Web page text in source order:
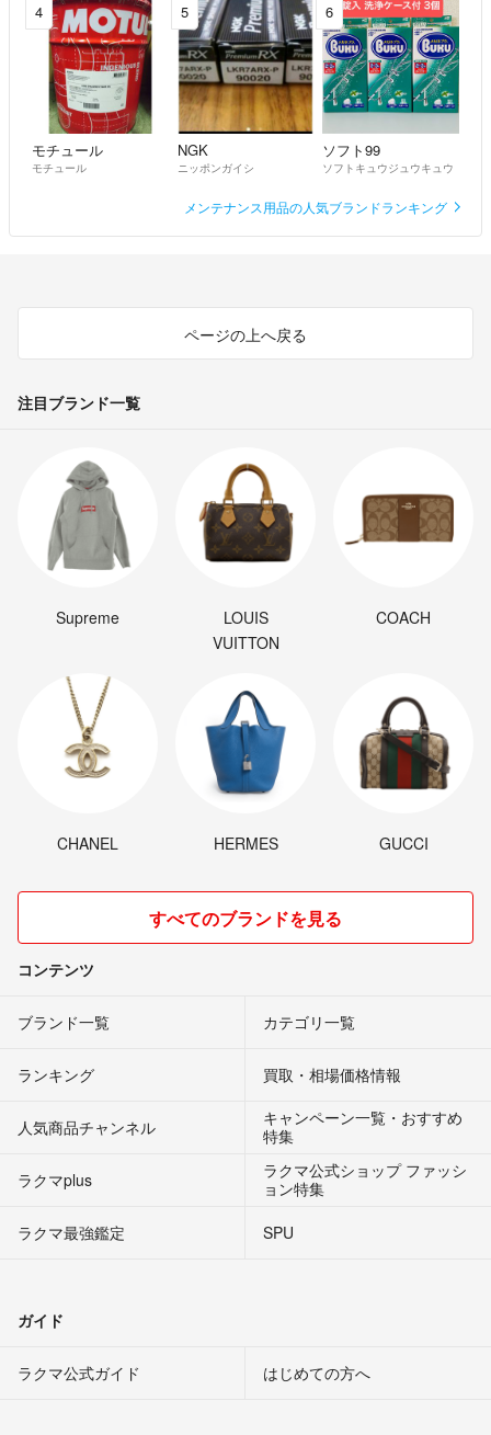
4
モチュール
モチュール
5
NGK
ニッポンガイシ
6
ソフト99
ソフトキュウジュウキュウ
メンテナンス用品の人気ブランドランキング
ページの上へ戻る
注目ブランド一覧
Supreme
LOUIS
VUITTON
COACH
CHANEL HERMES GUCCI
すべてのブランドを見る
コンテンツ
ブランド一覧 カテゴリ一覧
ランキング 買取・相場価格情報
人気商品チャンネル
キャンペーン一覧・おすすめ
特集
ラクマplus
ラクマ公式ショップ ファッシ
ョン特集
ラクマ最強鑑定
SPU
ガイド
ラクマ公式ガイド はじめての方へ